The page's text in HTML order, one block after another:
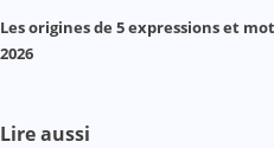
Les origines de 5 expressions et
2026
Lire aussi